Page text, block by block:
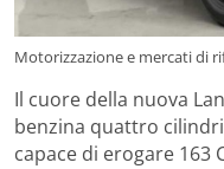
Motorizzazione e mercati di
Il cuore della nuova
benzina quattro cilindri
capace di erogare 163